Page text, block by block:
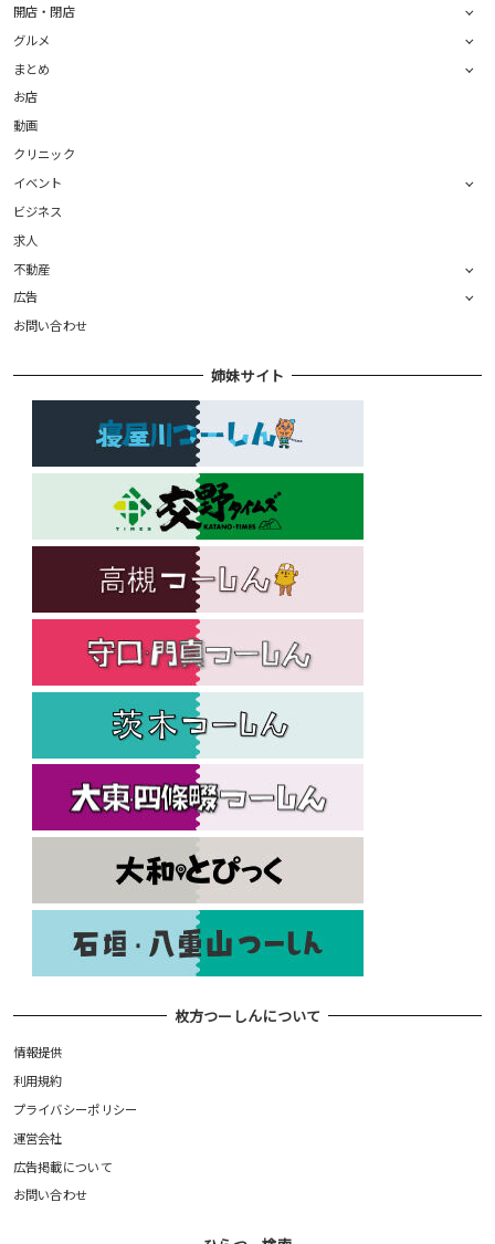
開店・閉店
グルメ
まとめ
お店
動画
クリニック
イベント
ビジネス
求人
不動産
広告
お問い合わせ
姉妹サイト
枚方つーしんについて
情報提供
利用規約
プライバシーポリシー
運営会社
広告掲載について
お問い合わせ